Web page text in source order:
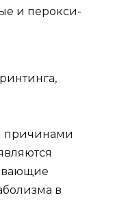
и перокси-
причинами
в